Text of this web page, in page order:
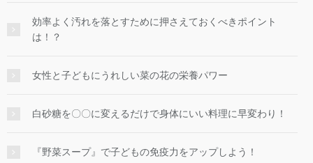
効率よく汚れを落とすために押さえておくべきポイント
は！？
女性と子どもにうれしい菜の花の栄養パワー
白砂糖を〇〇に変えるだけで身体にいい料理に早変わり！
『野菜スープ』で子どもの免疫力をアップしよう！